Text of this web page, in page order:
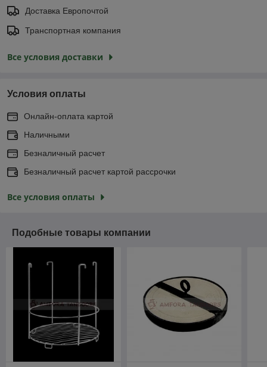
Доставка Европочтой
Транспортная компания
Все условия доставки
Условия оплаты
Онлайн-оплата картой
Наличными
Безналичный расчет
Безналичный расчет картой рассрочки
Все условия оплаты
Подобные товары компании